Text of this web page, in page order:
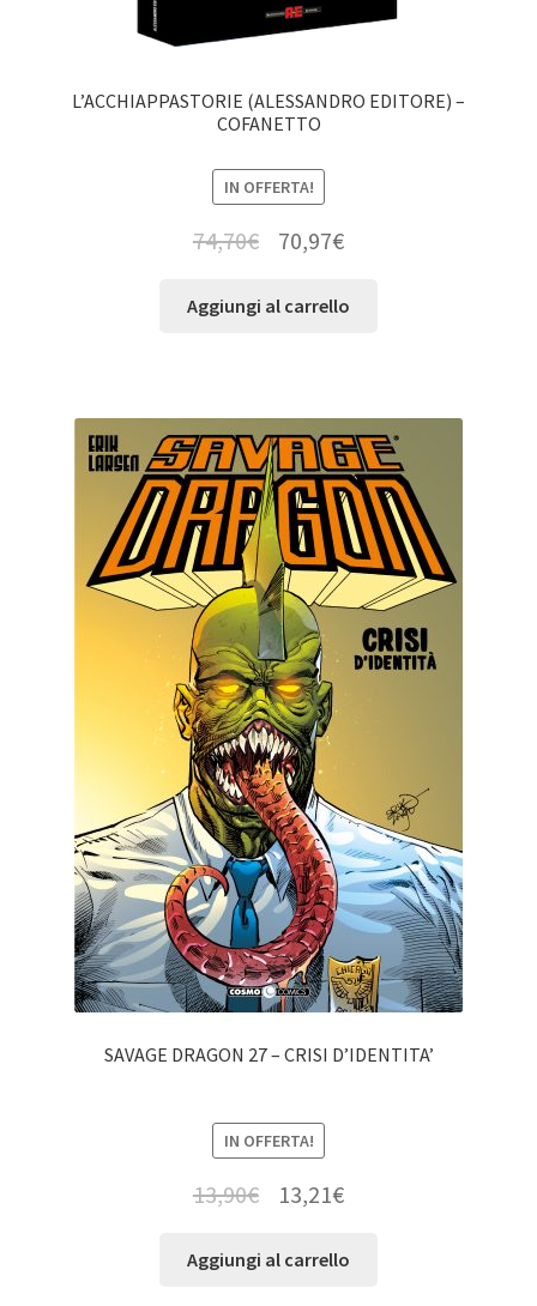
L’ACCHIAPPASTORIE (ALESSANDRO EDITORE) –
COFANETTO
IN OFFERTA!
74,70€ 70,97€
Aggiungi al carrello
SAVAGE DRAGON 27 – CRISI D’IDENTITA’
IN OFFERTA!
13,90€ 13,21€
Aggiungi al carrello